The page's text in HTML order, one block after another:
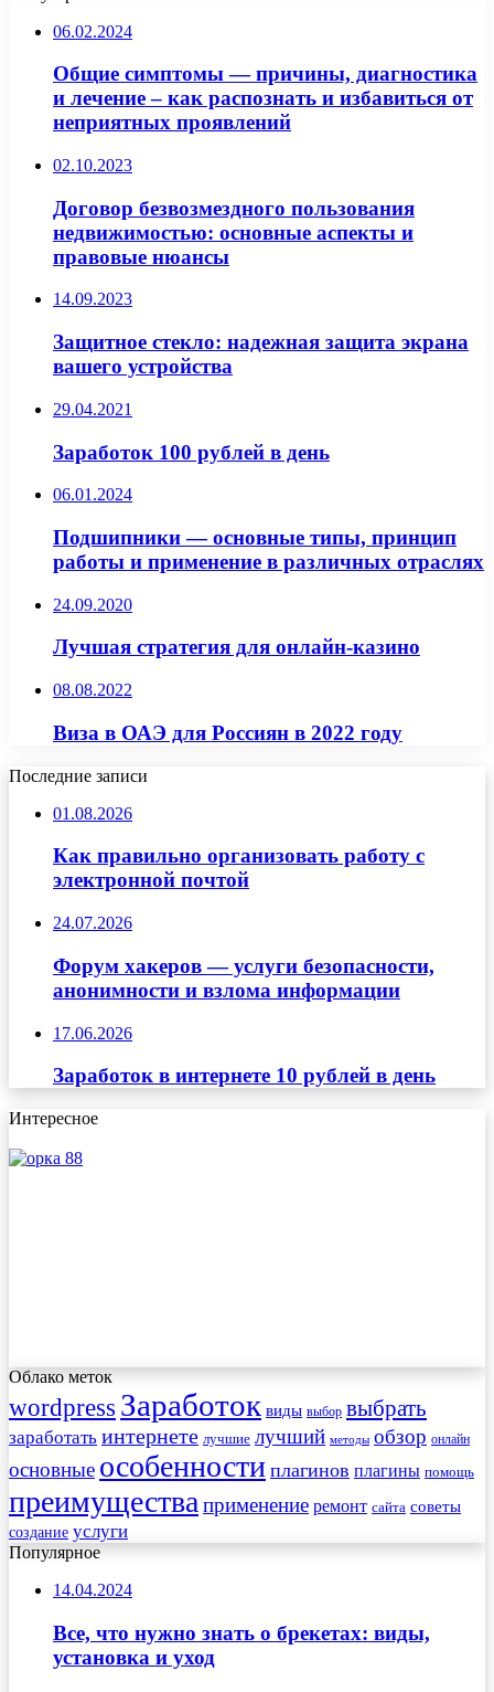
06.02.2024
Общие симптомы — причины, диагностика
и лечение – как распознать и избавиться от
неприятных проявлений
02.10.2023
Договор безвозмездного пользования
недвижимостью: основные аспекты и
правовые нюансы
14.09.2023
Защитное стекло: надежная защита экрана
вашего устройства
29.04.2021
Заработок 100 рублей в день
06.01.2024
Подшипники — основные типы, принцип
работы и применение в различных отраслях
24.09.2020
Лучшая стратегия для онлайн-казино
08.08.2022
Виза в ОАЭ для Россиян в 2022 году
Последние записи
01.08.2026
Как правильно организовать работу с
электронной почтой
24.07.2026
Форум хакеров — услуги безопасности,
анонимности и взлома информации
17.06.2026
Заработок в интернете 10 рублей в день
Интересное
Облако меток
wordpress Заработок виды выбор выбрать
заработать интернете лучшие лучший методы обзор онлайн
основные особенности плагинов плагины помощь
преимущества применение ремонт сайта советы
создание услуги
Популярное
14.04.2024
Все, что нужно знать о брекетах: виды,
установка и уход